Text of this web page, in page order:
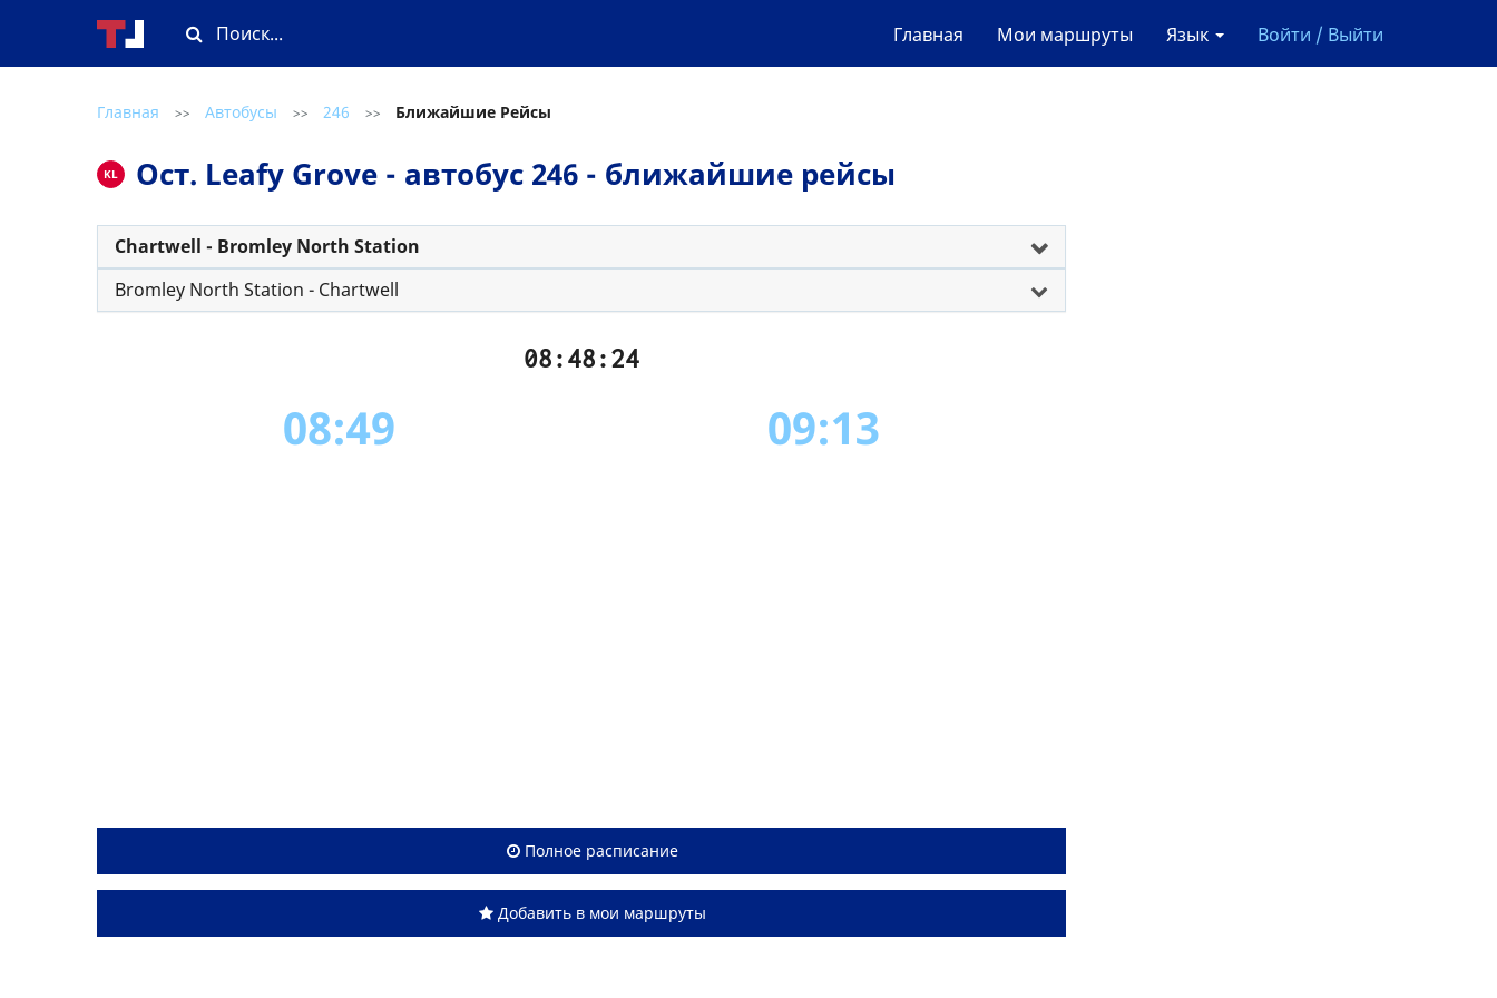
Главная Мои маршруты Язык Войти / Выйти
Главная >> Автобусы >> 246 >> Ближайшие Рейсы
KL Ост. Leafy Grove - автобус 246 - ближайшие рейсы
Chartwell - Bromley North Station
Bromley North Station - Chartwell
08:48:24
08:49 09:13
Полное расписание
Добавить в мои маршруты